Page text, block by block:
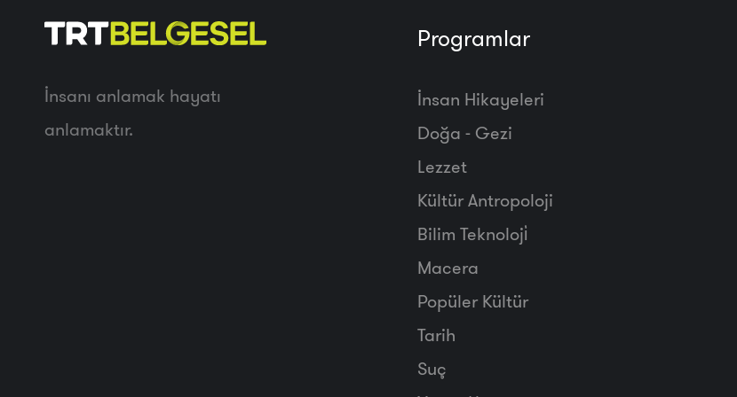
İnsanı anlamak hayatı
anlamaktır.
Programlar
İnsan Hikayeleri
Doğa - Gezi
Lezzet
Kültür Antropoloji
Bilim Teknoloji̇
Macera
Popüler Kültür
Tarih
Suç